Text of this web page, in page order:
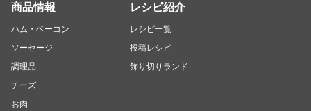
商品情報
ハム・ベーコン
ソーセージ
調理品
チーズ
お肉
レシピ紹介
レシピ一覧
投稿レシピ
飾り切りランド